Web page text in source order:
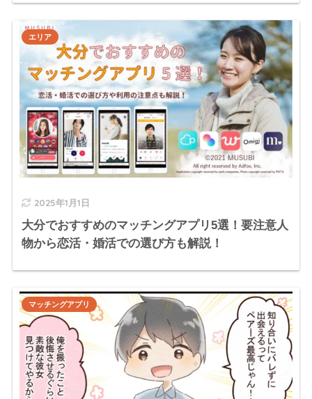
2025年1月1日
大分でおすすめのマッチングアプリ5選！要注意人
物から恋活・婚活での選び方も解説！
エリア
マッチングアプリ